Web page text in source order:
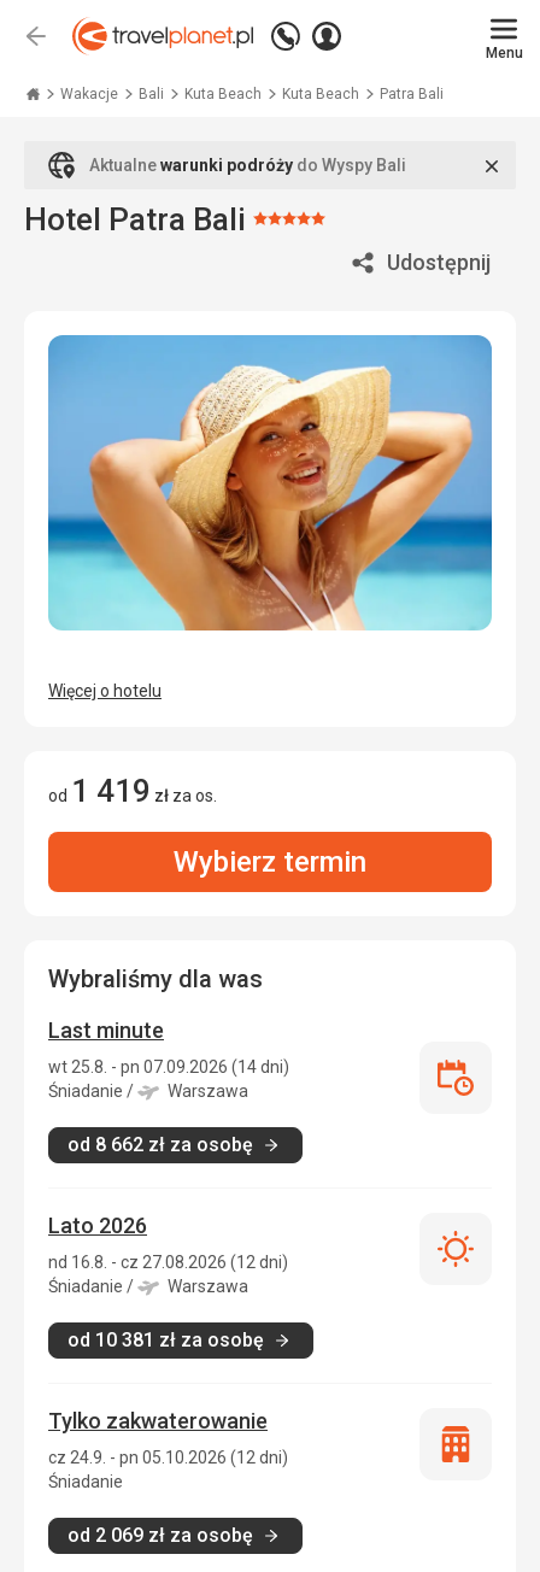
Wstecz
Zadzwoń
+48
771
Zaloguj
Menu
Wakacje Bali Kuta Beach Kuta Beach Patra Bali
Aktualnewarunki podróży do Wyspy Bali
Hotel Patra Bali Ocena:
Udostępnij
Więcej o hotelu
od 1 419 zł za os.
Wybierz termin
Wybraliśmy dla was
Last minute
wt 25.8. - pn 07.09.2026 (14 dni)
Śniadanie / Warszawa
od 8 662 zł za osobę
Last
Lato 2026
nd 16.8. - cz 27.08.2026 (12 dni)
Śniadanie / Warszawa
od 10 381 zł za osobę
Lato
Tylko zakwaterowanie
cz 24.9. - pn 05.10.2026 (12 dni)
Śniadanie
od 2 069 zł za osobę
Tylko